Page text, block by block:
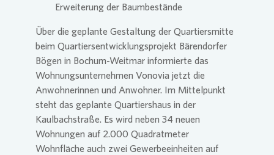
Erweiterung der Baumbestände
Über die geplante Gestaltung der Quartiersmitte
beim Quartiersentwicklungsprojekt Bärendorfer
Bögen in Bochum-Weitmar informierte das
Wohnungsunternehmen Vonovia jetzt die
Anwohnerinnen und Anwohner. Im Mittelpunkt
steht das geplante Quartiershaus in der
Kaulbachstraße. Es wird neben 34 neuen
Wohnungen auf 2.000 Quadratmeter
Wohnfläche auch zwei Gewerbeeinheiten auf